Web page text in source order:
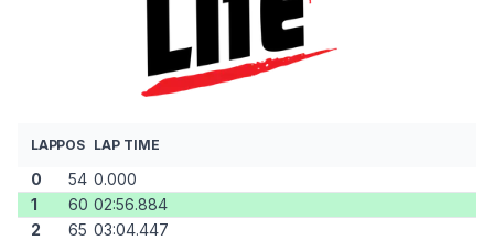
LAPPOS LAP TIME
0 54 0.000
1
60 02:56.884
2
65 03:04.447